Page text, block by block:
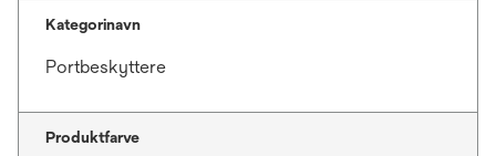
Kategorinavn
Portbeskyttere
Produktfarve